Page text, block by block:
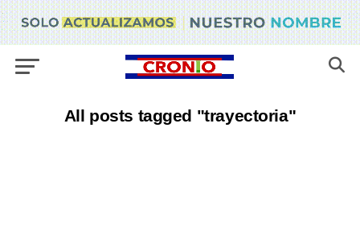
All posts tagged "trayectoria"